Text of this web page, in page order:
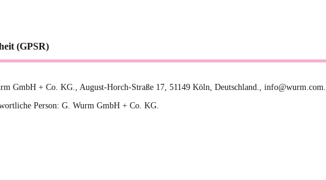
(GPSR)
GmbH + Co. KG., August-Horch-Straße 17, 51149 Köln, Deutschland., info@wurm.com.
Person: G. Wurm GmbH + Co. KG.